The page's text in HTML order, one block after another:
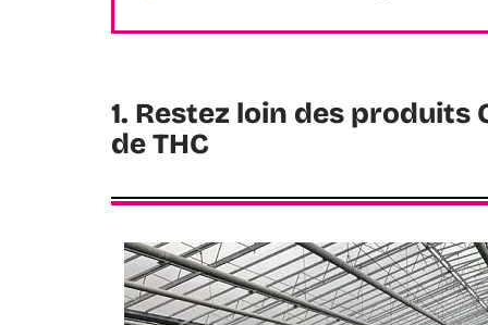
1. Restez loin des produits
de THC